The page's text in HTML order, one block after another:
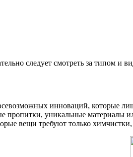
следует смотреть за типом и
инноваций, которые
пропитки, уникальные материалы
вещи требуют только